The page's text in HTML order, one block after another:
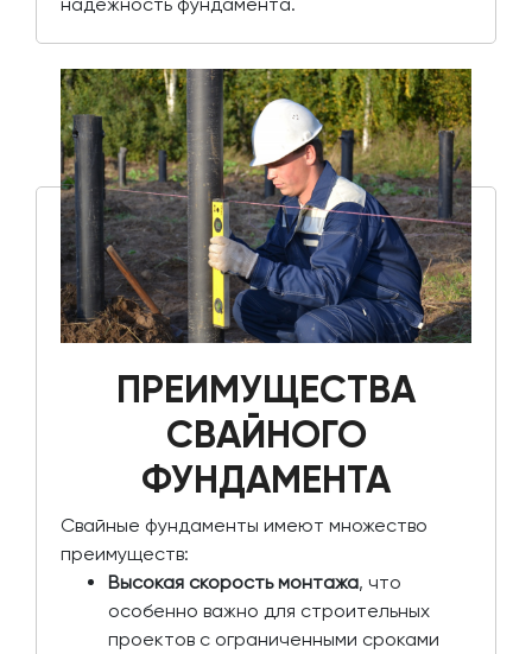
надежность фундамента.
ПРЕИМУЩЕСТВА
СВАЙНОГО
ФУНДАМЕНТА
Свайные фундаменты имеют множество
преимуществ:
Высокая скорость монтажа, что
особенно важно для строительных
проектов с ограниченными сроками